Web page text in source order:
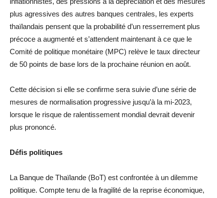
plus agressives des autres banques centrales, les experts
thaïlandais pensent que la probabilité d’un resserrement plus
précoce a augmenté et s’attendent maintenant à ce que le
Comité de politique monétaire (MPC) relève le taux directeur
de 50 points de base lors de la prochaine réunion en août.
Cette décision si elle se confirme sera suivie d’une série de
mesures de normalisation progressive jusqu’à la mi-2023,
lorsque le risque de ralentissement mondial devrait devenir
plus prononcé.
Défis politiques
La Banque de Thaïlande (BoT) est confrontée à un dilemme
politique. Compte tenu de la fragilité de la reprise économique,